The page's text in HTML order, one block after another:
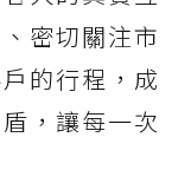
密切關注市
的行程，成
，讓每一次